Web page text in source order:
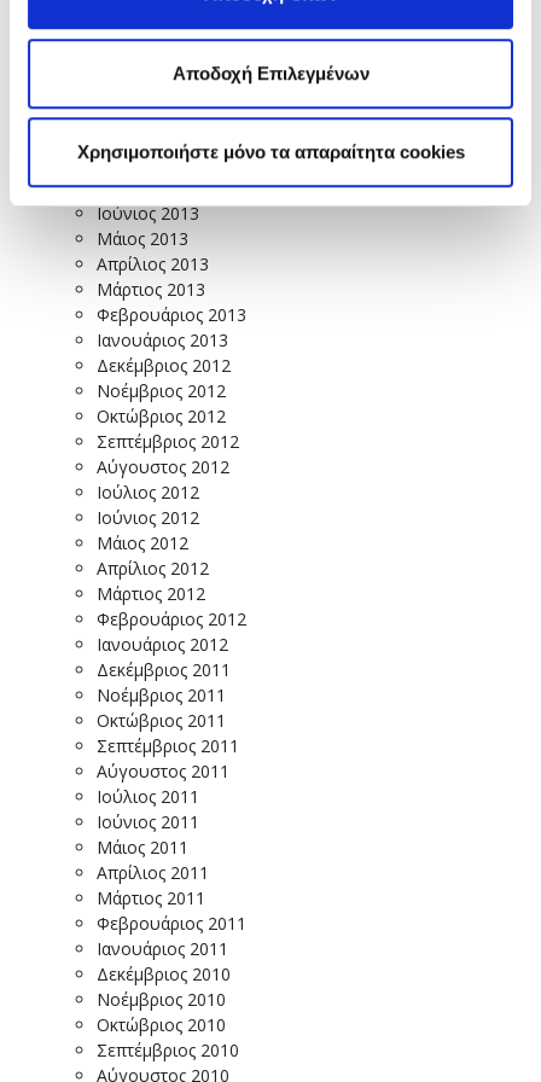
Αποδοχή Επιλεγμένων
Χρησιμοποιήστε μόνο τα απαραίτητα cookies
Φεβρουάριος 2014
Δεκέμβριος 2013
Νοέμβριος 2013
Οκτώβριος 2013
Αύγουστος 2013
Ιούλιος 2013
Ιούνιος 2013
Μάιος 2013
Απρίλιος 2013
Μάρτιος 2013
Φεβρουάριος 2013
Ιανουάριος 2013
Δεκέμβριος 2012
Νοέμβριος 2012
Οκτώβριος 2012
Σεπτέμβριος 2012
Αύγουστος 2012
Ιούλιος 2012
Ιούνιος 2012
Μάιος 2012
Απρίλιος 2012
Μάρτιος 2012
Φεβρουάριος 2012
Ιανουάριος 2012
Δεκέμβριος 2011
Νοέμβριος 2011
Οκτώβριος 2011
Σεπτέμβριος 2011
Αύγουστος 2011
Ιούλιος 2011
Ιούνιος 2011
Μάιος 2011
Απρίλιος 2011
Μάρτιος 2011
Φεβρουάριος 2011
Ιανουάριος 2011
Δεκέμβριος 2010
Νοέμβριος 2010
Οκτώβριος 2010
Σεπτέμβριος 2010
Αύγουστος 2010